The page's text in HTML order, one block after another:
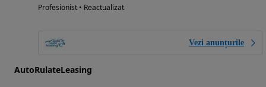
Profesionist • Reactualizat
Vezi anunțurile
AutoRulateLeasing